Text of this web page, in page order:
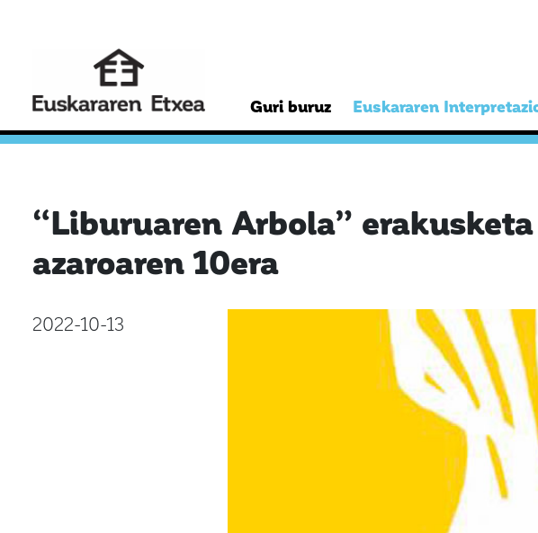
Guri buruz Euskararen
“Liburuaren Arbola”
azaroaren 10era
2022-10-13